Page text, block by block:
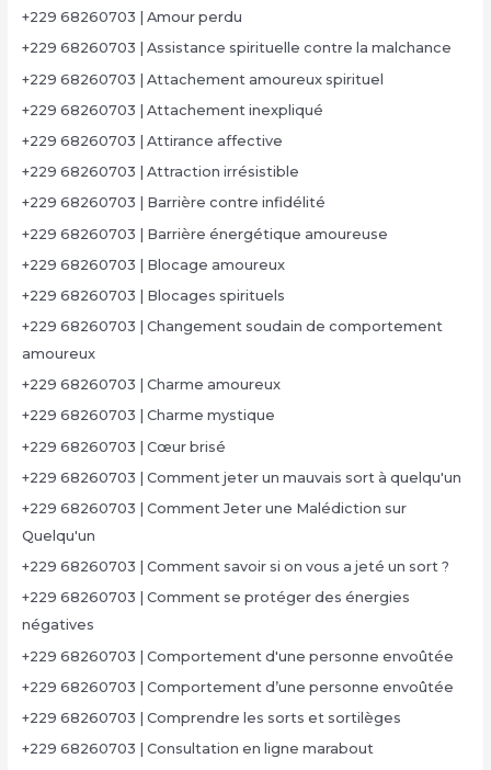
+229 68260703 | Amour perdu
+229 68260703 | Assistance spirituelle contre la malchance
+229 68260703 | Attachement amoureux spirituel
+229 68260703 | Attachement inexpliqué
+229 68260703 | Attirance affective
+229 68260703 | Attraction irrésistible
+229 68260703 | Barrière contre infidélité
+229 68260703 | Barrière énergétique amoureuse
+229 68260703 | Blocage amoureux
+229 68260703 | Blocages spirituels
+229 68260703 | Changement soudain de comportement
amoureux
+229 68260703 | Charme amoureux
+229 68260703 | Charme mystique
+229 68260703 | Cœur brisé
+229 68260703 | Comment jeter un mauvais sort à quelqu'un
+229 68260703 | Comment Jeter une Malédiction sur
Quelqu'un
+229 68260703 | Comment savoir si on vous a jeté un sort ?
+229 68260703 | Comment se protéger des énergies
négatives
+229 68260703 | Comportement d'une personne envoûtée
+229 68260703 | Comportement d’une personne envoûtée
+229 68260703 | Comprendre les sorts et sortilèges
+229 68260703 | Consultation en ligne marabout